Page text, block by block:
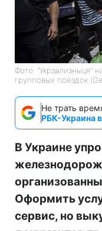
Фото: "Укрзализныця"
групповых поездок
Не трать
РБК-Украина
В Украине
Оформить
сервис, но